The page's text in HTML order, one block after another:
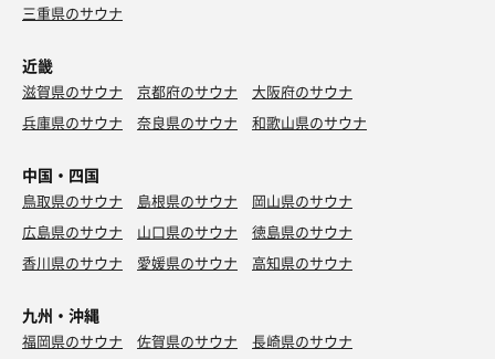
三重県のサウナ
近畿
滋賀県のサウナ 京都府のサウナ
大阪府のサウナ
兵庫県のサウナ
奈良県のサウナ 和歌山県のサウナ
中国・四国
鳥取県のサウナ 島根県のサウナ
岡山県のサウナ
広島県のサウナ
山口県のサウナ
徳島県のサウナ
香川県のサウナ
愛媛県のサウナ 高知県のサウナ
九州・沖縄
福岡県のサウナ 佐賀県のサウナ
長崎県のサウナ